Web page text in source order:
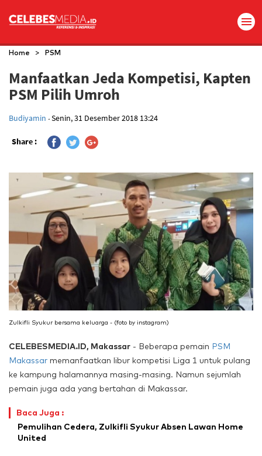
Home > PSM
Manfaatkan Jeda Kompetisi, Kapten
PSM Pilih Umroh
Budiyamin .Senin, 31 Desember 2018 13:24
Share :
Zulkifli Syukur bersama keluarga - (foto by instagram)
CELEBESMEDIA.ID, Makassar - Beberapa pemain PSM
Makassar memanfaatkan libur kompetisi Liga 1 untuk pulang
ke kampung halamannya masing-masing. Namun sejumlah
pemain juga ada yang bertahan di Makassar.
Baca Juga :
Pemulihan Cedera, Zulkifli Syukur Absen Lawan Home
United